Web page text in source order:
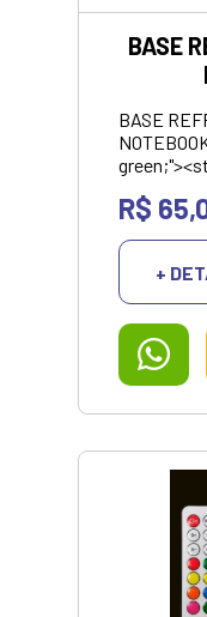
BASE
BASE
PIX/
R$
+